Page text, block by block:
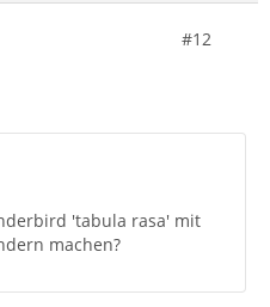
#12
'tabula rasa' mit
machen?